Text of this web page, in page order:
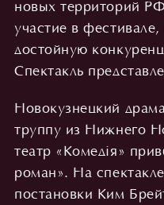
новых территорий
участие в
достойную
Спектакль
Новокузнецкий
труппу из Нижнего
театр «Комедiя»
роман». На
постановки Ким